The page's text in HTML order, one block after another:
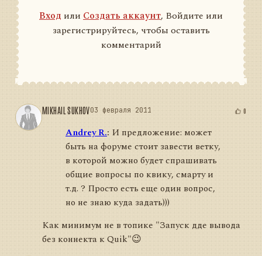
Вход или Создать аккаунт, Войдите или
зарегистрируйтесь, чтобы оставить
комментарий
MIKHAIL SUKHOV03 февраля 2011 0
Andrey R.: И предложение: может
быть на форуме стоит завести ветку,
в которой можно будет спрашивать
общие вопросы по квику, смарту и
т.д. ? Просто есть еще один вопрос,
но не знаю куда задать)))
Как минимум не в топике "Запуск дде вывода
без коннекта к Quik"😉